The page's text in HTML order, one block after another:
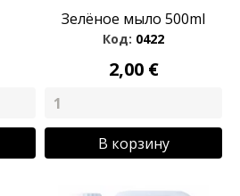
Зелёное мыло 500ml
Код: 0422
2,00 €
В корзину